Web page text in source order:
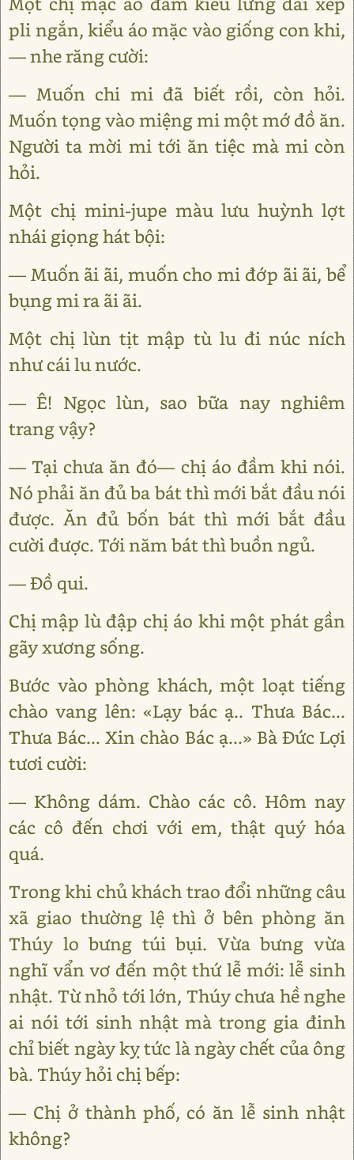
pli ngắn, kiểu áo mặc vào giống con khi,
— nhe răng cười:
— Muốn chi mi đã biết rồi, còn hỏi.
Muốn tọng vào miệng mi một mớ đồ ăn.
Người ta mời mi tới ăn tiệc mà mi còn
hỏi.
Một chị mini-jupe màu lưu huỳnh lợt
nhái giọng hát bội:
— Muốn ãi ãi, muốn cho mi đớp ãi ãi, bể
bụng mi ra ãi ãi.
Một chị lùn tịt mập tù lu đi núc ních
như cái lu nước.
— Ê! Ngọc lùn, sao bữa nay nghiêm
trang vậy?
— Tại chưa ăn đó— chị áo đầm khi nói.
Nó phải ăn đủ ba bát thì mới bắt đầu nói
được. Ăn đủ bốn bát thì mới bắt đầu
cười được. Tới năm bát thì buồn ngủ.
— Đồ qui.
Chị mập lù đập chị áo khi một phát gần
gãy xương sống.
Bước vào phòng khách, một loạt tiếng
chào vang lên: «Lạy bác ạ.. Thưa Bác...
Thưa Bác... Xin chào Bác ạ...» Bà Đức Lợi
tươi cười:
— Không dám. Chào các cô. Hôm nay
các cô đến chơi với em, thật quý hóa
quá.
Trong khi chủ khách trao đổi những câu
xã giao thường lệ thì ở bên phòng ăn
Thúy lo bưng túi bụi. Vừa bưng vừa
nghĩ vẩn vơ đến một thứ lễ mới: lễ sinh
nhật. Từ nhỏ tới lớn, Thúy chưa hề nghe
ai nói tới sinh nhật mà trong gia đinh
chỉ biết ngày kỵ tức là ngày chết của ông
bà. Thúy hỏi chị bếp:
— Chị ở thành phố, có ăn lễ sinh nhật
không?